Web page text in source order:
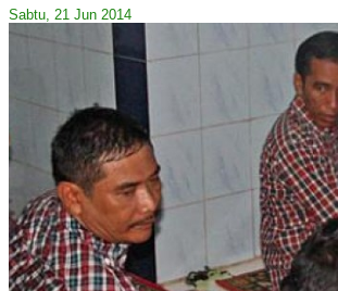
Sabtu, 21 Jun 2014